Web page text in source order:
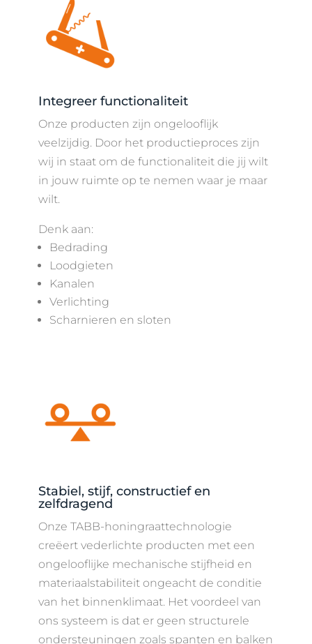
Integreer functionaliteit
Onze producten zijn ongelooflijk
veelzijdig. Door het productieproces zijn
wij in staat om de functionaliteit die jij wilt
in jouw ruimte op te nemen waar je maar
wilt.
Denk aan:
Bedrading
Loodgieten
Kanalen
Verlichting
Scharnieren en sloten
Stabiel, stijf, constructief en
zelfdragend
Onze TABB-honingraattechnologie
creëert vederlichte producten met een
ongelooflijke mechanische stijfheid en
materiaalstabiliteit ongeacht de conditie
van het binnenklimaat. Het voordeel van
ons systeem is dat er geen structurele
ondersteuningen zoals spanten en balken